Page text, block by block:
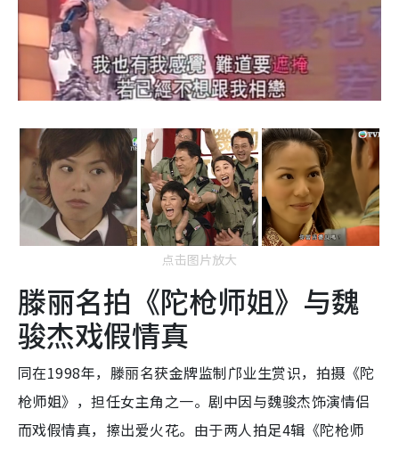
点击图片放大
滕丽名拍《陀枪师姐》与魏
骏杰戏假情真
同在1998年，滕丽名获金牌监制邝业生赏识，拍摄《陀
枪师姐》，担任女主角之一。剧中因与魏骏杰饰演情侣
而戏假情真，擦出爱火花。由于两人拍足4辑《陀枪师